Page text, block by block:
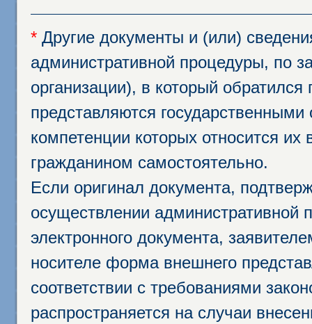
* Другие документы и (или)
административной процедуры, по
организации), в который
представляются
компетенции которых относится
гражданином самостоятельно.
Если оригинал документа,
осуществлении административной
электронного документа,
носителе форма внешнего
соответствии с требованиями
распространяется на случаи